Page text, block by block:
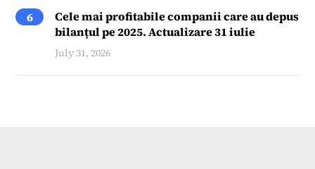
6
Cele mai profitabile companii care au depus
bilanțul pe 2025. Actualizare 31 iulie
July 31, 2026